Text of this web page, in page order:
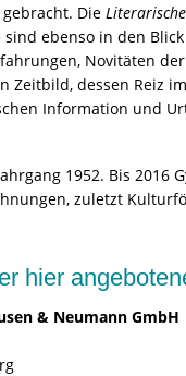
Die
sind ebenso in den
Novitäten
Zeitbild, dessen Reiz
Information und
1952. Bis
zuletzt
hier
& Neumann GmbH